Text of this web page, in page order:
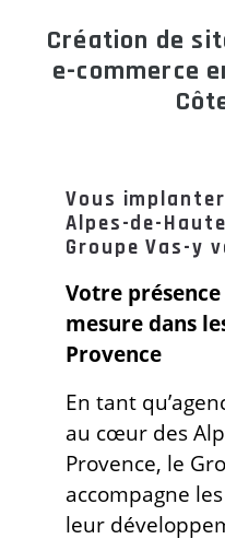
Création de
e-commerce
Vous
Alpes-de-
Groupe Vas-y
Votre
mesure dans
Provence
En tant
au cœur des
Provence, le
accompagne
leur